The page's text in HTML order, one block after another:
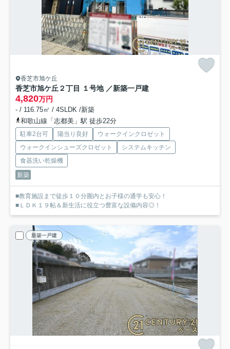
香芝市旭ケ丘
香芝市旭ケ丘２丁目 １号地 ／新築一戸建
4,820万円
- / 116.75㎡ / 4SLDK /新築
和歌山線「志都美」駅 徒歩22分
駐車2台可 陽当り良好
ウォークインクロゼット
ウォークインシューズクロゼット
システムキッチン
食器洗い乾燥機
新築
■教育施設まで徒歩１０分圏内とお子様の通学も安心！
■ＬＤＫ１９帖＆新生活に役立つ豊富な設備内容◎！
新築一戸建